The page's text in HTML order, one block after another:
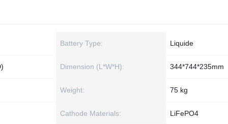
Battery Type: Liquide
Dimension (L*W*H): 344*744*235mm
Weight: 75 kg
Cathode Materials: LiFePO4